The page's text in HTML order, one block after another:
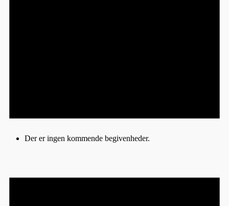
Der er ingen kommende begivenheder.